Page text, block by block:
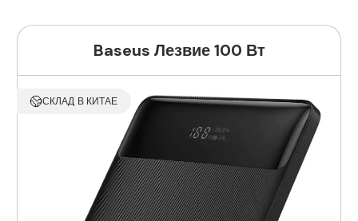
Baseus Лезвие 100 Вт
СКЛАД В КИТАЕ